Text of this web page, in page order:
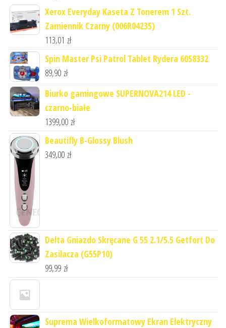
Xerox Everyday Kaseta Z Tonerem 1 Szt.
Zamiennik Czarny (006R04235)
113,01 zł
Spin Master Psi Patrol Tablet Rydera 6058332
89,90 zł
Biurko gamingowe SUPERNOVA214 LED -
czarno-białe
1399,00 zł
Beautifly B-Glossy Blush
349,00 zł
Delta Gniazdo Skręcane G 55 2.1/5.5 Getfort Do
Zasilacza (G55P10)
99,99 zł
Suprema Wielkoformatowy Ekran Elektryczny